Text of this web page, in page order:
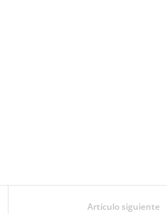
Artículo siguiente